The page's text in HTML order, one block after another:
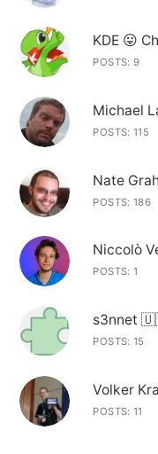
KDE 😛
POSTS: 9
Michael
POSTS: 115
Nate
POSTS: 186
Niccolò
POSTS: 1
s3nnet
POSTS: 15
Volker
POSTS: 11